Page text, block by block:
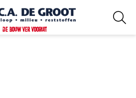
DE BOUW VER VOORUIT